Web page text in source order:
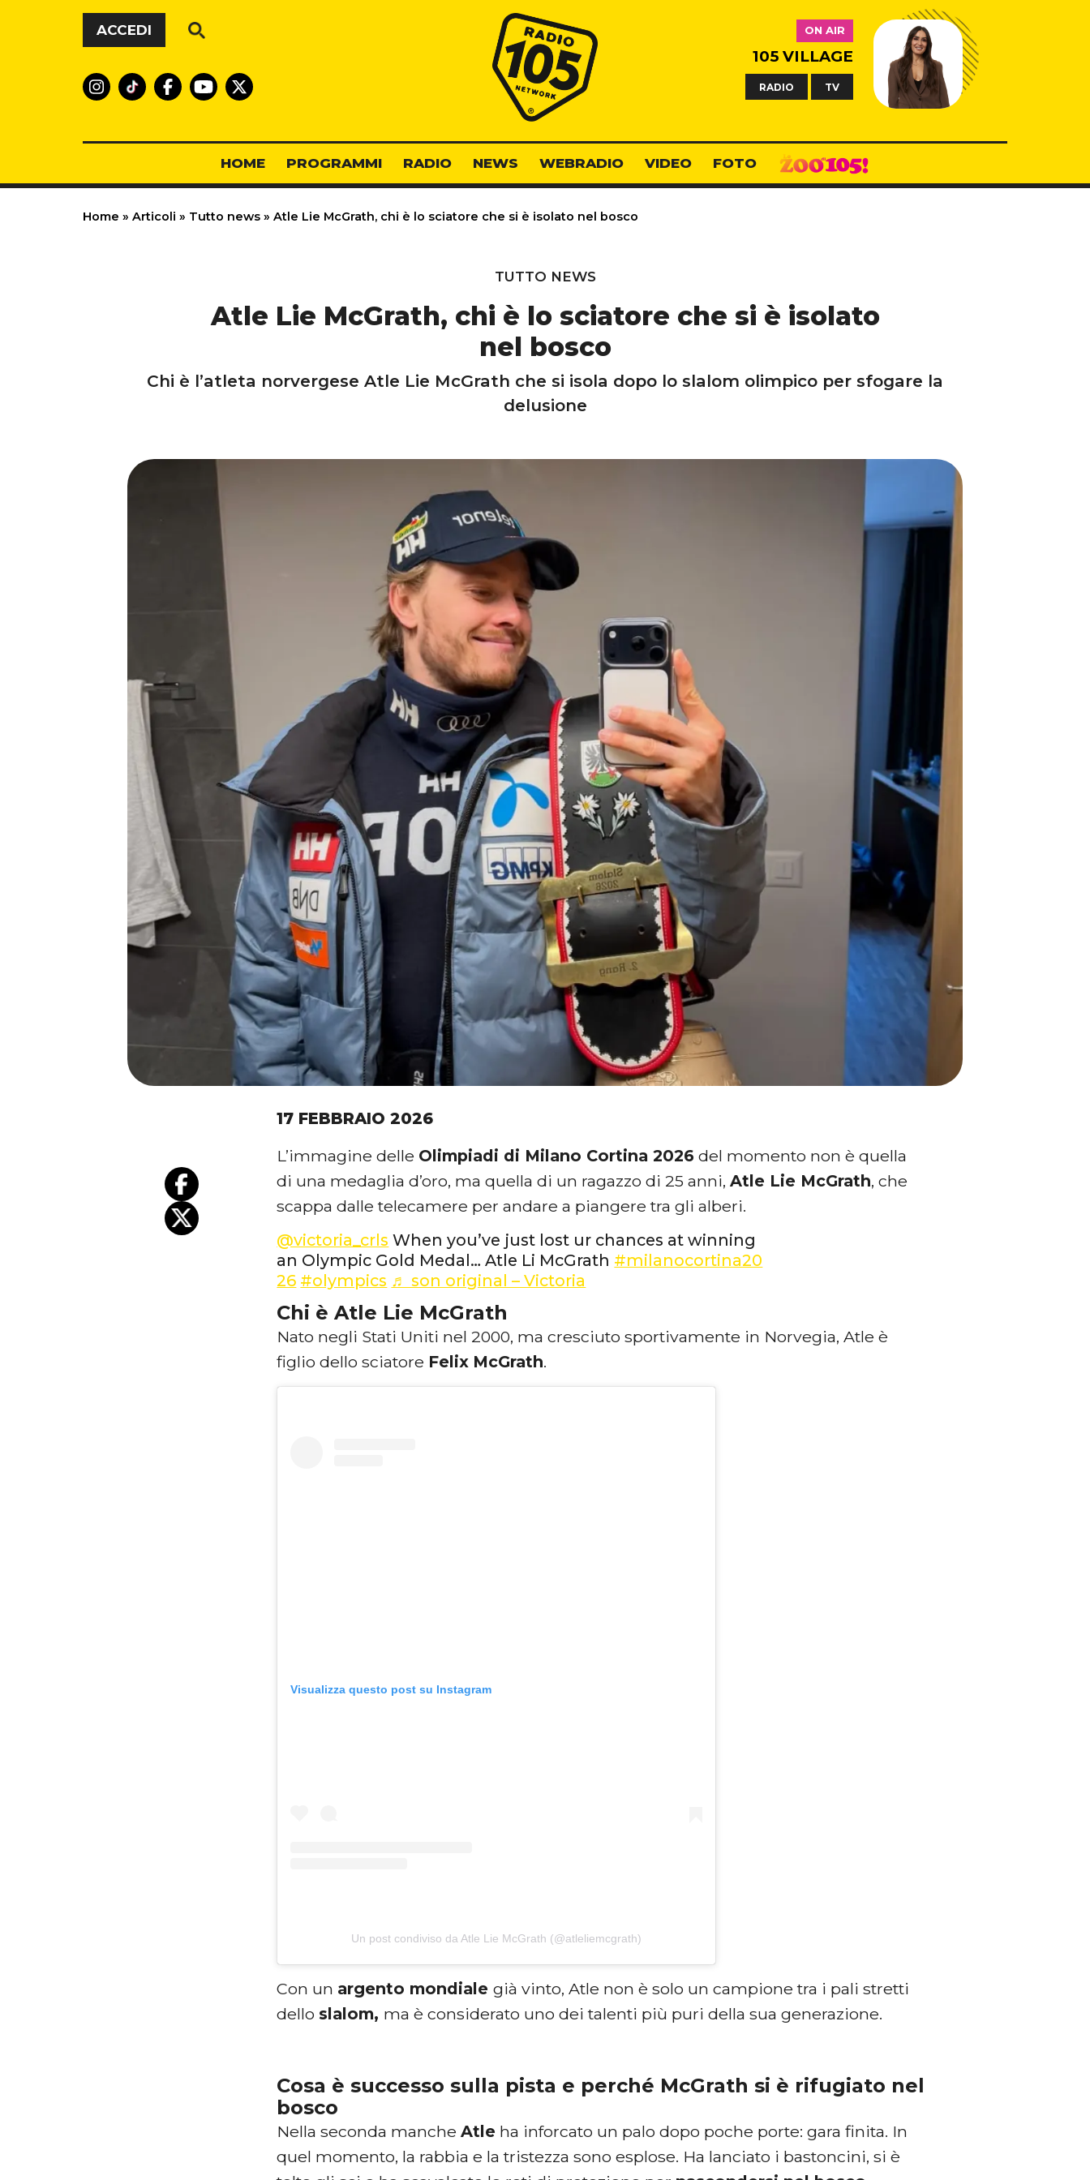
Vai al contenuto
ACCEDI
Radio 105
ON AIR
105 VILLAGE
RADIO TV
HOME PROGRAMMI RADIO NEWS WEBRADIO VIDEO FOTO
Home » Articoli » Tutto news » Atle Lie McGrath, chi è lo sciatore che si è isolato nel bosco
TUTTO NEWS
Atle Lie McGrath, chi è lo sciatore che si è isolato
nel bosco
Chi è l’atleta norvergese Atle Lie McGrath che si isola dopo lo slalom olimpico per sfogare la
delusione
17 FEBBRAIO 2026
L’immagine delle Olimpiadi di Milano Cortina 2026 del momento non è quella
di una medaglia d’oro, ma quella di un ragazzo di 25 anni,Atle Lie McGrath, che
scappa dalle telecamere per andare a piangere tra gli alberi.
@victoria_crls When you’ve just lost ur chances at winning
an Olympic Gold Medal… Atle Li McGrath #milanocortina20
26 #olympics ♬ son original – Victoria
Chi è Atle Lie McGrath
Nato negli Stati Uniti nel 2000, ma cresciuto sportivamente in Norvegia, Atle è
figlio dello sciatore Felix McGrath.
Visualizza questo post su Instagram
Un post condiviso da Atle Lie McGrath (@atleliemcgrath)
Con un argento mondialegià vinto, Atle non è solo un campione tra i pali stretti
dello slalom, ma è considerato uno dei talenti più puri della sua generazione.
Cosa è successo sulla pista e perché McGrath si è rifugiato nel
bosco
Nella seconda mancheAtle ha inforcato un palo dopo poche porte: gara finita. In
quel momento, la rabbia e la tristezza sono esplose. Ha lanciato i bastoncini, si è